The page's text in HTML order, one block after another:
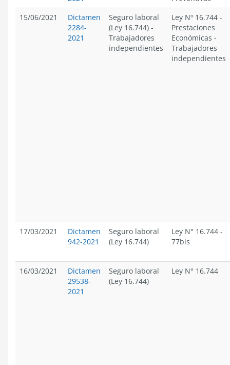
15/06/2021
Dictamen
2284-
2021
Seguro laboral
(Ley 16.744) -
Trabajadores
independientes
Ley Nº 16.744 -
Prestaciones
Económicas -
Trabajadores
independientes
17/03/2021
Dictamen
942-2021
Seguro laboral
(Ley 16.744)
Ley N° 16.744 -
77bis
16/03/2021
Dictamen
29538-
2021
Seguro laboral
(Ley 16.744)
Ley N° 16.744